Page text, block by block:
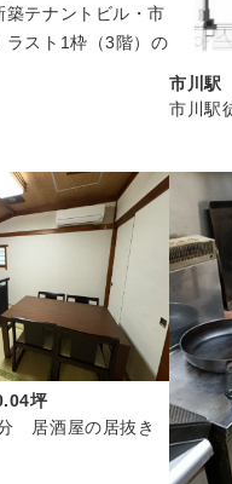
築テナントビル・市
ラスト1枠（3階）の
市川
市川駅
坪
居酒屋の居抜き